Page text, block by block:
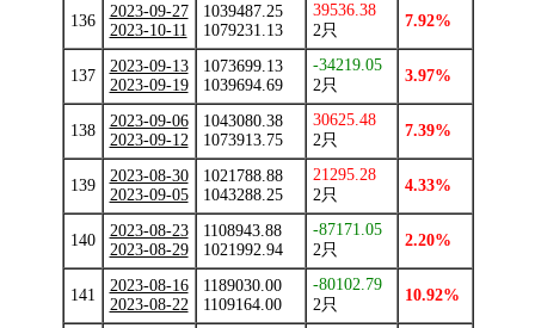
136
2023-09-27
2023-10-11
1039487.25
1079231.13
39536.38
2只
7.92%
137
2023-09-13
2023-09-19
1073699.13
1039694.69
-34219.05
2只
3.97%
138
2023-09-06
2023-09-12
1043080.38
1073913.75
30625.48
2只
7.39%
139
2023-08-30
2023-09-05
1021788.88
1043288.25
21295.28
2只
4.33%
140
2023-08-23
2023-08-29
1108943.88
1021992.94
-87171.05
2只
2.20%
141
2023-08-16
2023-08-22
1189030.00
1109164.00
-80102.79
2只
10.92%